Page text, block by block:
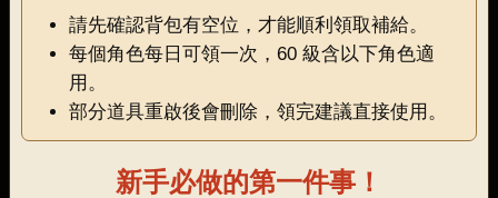
請先確認背包有空位，才能順利領取補給。
每個角色每日可領一次，60 級含以下角色適
用。
部分道具重啟後會刪除，領完建議直接使用。
新手必做的第一件事！